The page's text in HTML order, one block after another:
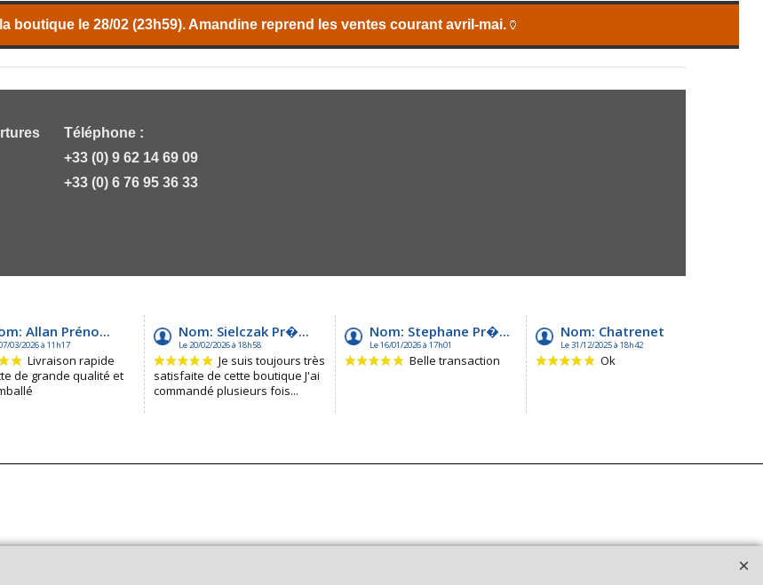
boutique le 28/02 (23h59). Amandine reprend les ventes courant avril-mai.🏺
Téléphone :
+33 (0) 9 62 14 69 09
+33 (0) 6 76 95 36 33